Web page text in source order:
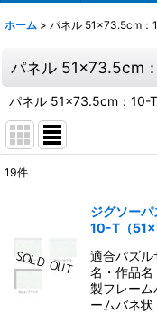
ホーム > パネル 51×73.5cm：
パネル 51×73.5cm
パネル 51×73.5cm：10-T
並び順
19件
ジグソー
10-T（
適合パズ
名・作品名
製フレーム
ームバネ